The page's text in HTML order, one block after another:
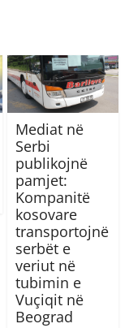
Mediat në
Serbi
publikojnë
pamjet:
Kompanitë
kosovare
transportojnë
serbët e
veriut në
tubimin e
Vuçiqit në
Beograd